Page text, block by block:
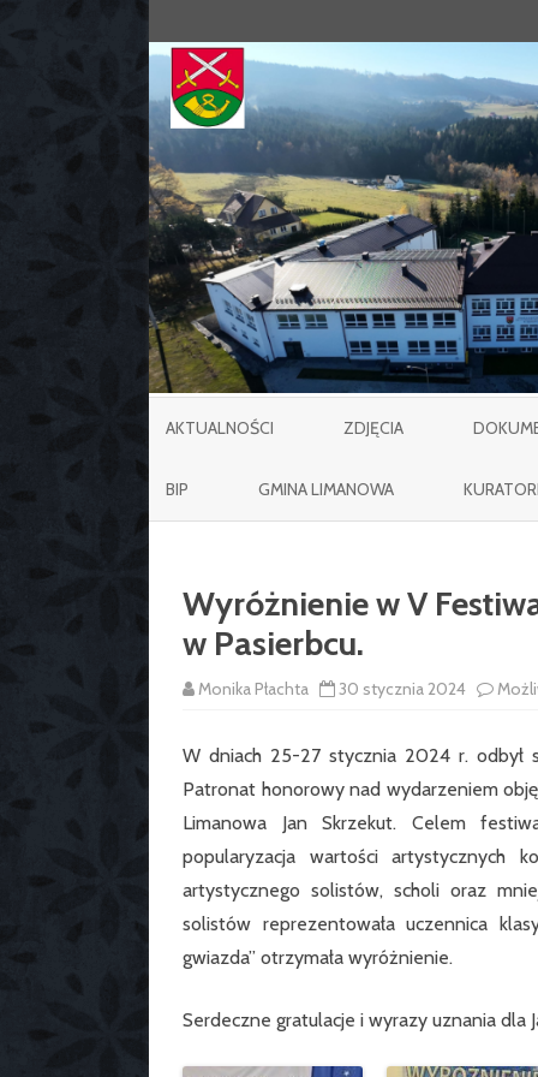
AKTUALNOŚCI ZDJĘCIA
BIP GMINA LIMANOWA
Wyróżnienie w V
w Pasierbcu.
Monika Płachta 30 stycznia 2024
W dniach 25-27 stycznia 2024 r. odbył
Patronat honorowy nad wydarzeniem
Limanowa Jan Skrzekut. Celem
popularyzacja wartości artystycznych
artystycznego solistów, scholi oraz
solistów reprezentowała uczennica
gwiazda” otrzymała wyróżnienie.
Serdeczne gratulacje i wyrazy uznania dla